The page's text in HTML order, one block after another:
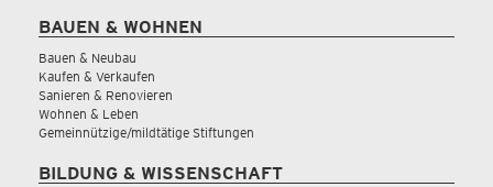
BAUEN & WOHNEN
Bauen & Neubau
Kaufen & Verkaufen
Sanieren & Renovieren
Wohnen & Leben
Gemeinnützige/mildtätige Stiftungen
BILDUNG & WISSENSCHAFT